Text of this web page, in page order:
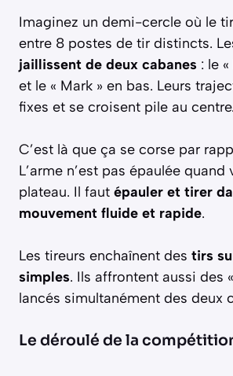
Imaginez un demi-cercle où le
entre 8 postes de tir distincts.
jaillissent de deux cabanes : le
et le « Mark » en bas. Leurs
fixes et se croisent pile au centre.
C’est là que ça se corse par
L’arme n’est pas épaulée
plateau. Il faut épauler et tirer
mouvement fluide et rapide.
Les tireurs enchaînent des tirs
simples. Ils affrontent aussi des
lancés simultanément des deux
Le déroulé de la